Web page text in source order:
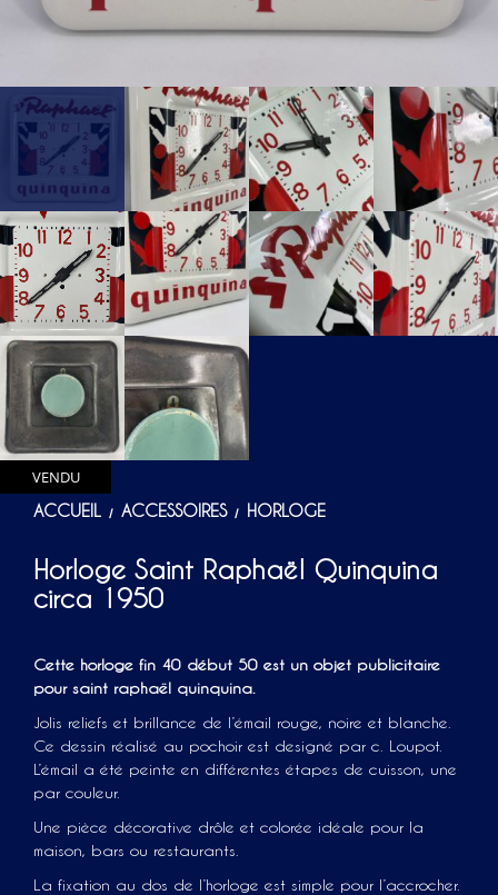
VENDU
ACCUEIL / ACCESSOIRES / HORLOGE
Horloge Saint Raphaël Quinquina
circa 1950
Cette horloge fin 40 début 50 est un objet publicitaire
pour saint raphaël quinquina.
Jolis reliefs et brillance de l’émail rouge, noire et blanche.
Ce dessin réalisé au pochoir est designé par c. Loupot.
L’émail a été peinte en différentes étapes de cuisson, une
par couleur.
Une pièce décorative drôle et colorée idéale pour la
maison, bars ou restaurants.
La fixation au dos de l’horloge est simple pour l’accrocher.